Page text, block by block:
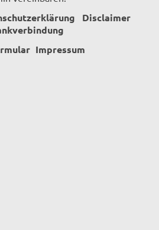
Disclaimer
Impressum